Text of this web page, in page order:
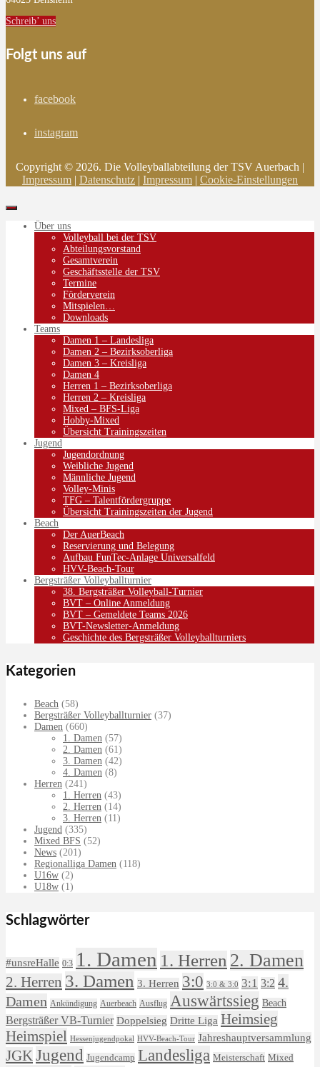
Schreib’ uns
Folgt uns auf
facebook
instagram
Copyright © 2026. Die Volleyballabteilung der TSV Auerbach |
Impressum | Datenschutz | Impressum | Cookie-Einstellungen
Über uns
Volleyball bei der TSV
Abteilungsvorstand
Gesamtverein
Geschäftsstelle der TSV
Termine
Förderverein
Mitspielen…
Downloads
Teams
Damen 1 – Landesliga
Damen 2 – Bezirksoberliga
Damen 3 – Kreisliga
Damen 4
Herren 1 – Bezirksoberliga
Herren 2 – Kreisliga
Mixed – BFS-Liga
Hobby-Mixed
Übersicht Trainingszeiten
Jugend
Jugendordnung
Weibliche Jugend
Männliche Jugend
Volley-Minis
TFG – Talentfördergruppe
Übersicht Trainingszeiten der Jugend
Beach
Der AuerBeach
Reservierung und Belegung
Aufbau FunTec-Anlage Universalfeld
HVV-Beach-Tour
Bergsträßer Volleyballturnier
38. Bergsträßer Volleyball-Turnier
BVT – Online Anmeldung
BVT – Gemeldete Teams 2026
BVT-Newsletter-Anmeldung
Geschichte des Bergsträßer Volleyballturniers
Kategorien
Beach (58)
Bergsträßer Volleyballturnier (37)
Damen (660)
1. Damen (57)
2. Damen (61)
3. Damen (42)
4. Damen (8)
Herren (241)
1. Herren (43)
2. Herren (14)
3. Herren (11)
Jugend (335)
Mixed BFS (52)
News (201)
Regionalliga Damen (118)
U16w (2)
U18w (1)
Schlagwörter
#unsreHalle 0:3 1. Damen 1. Herren 2. Damen
2. Herren 3. Damen 3. Herren 3:0 3:0 & 3:0 3:1 3:2 4.
Damen Ankündigung Auerbeach Ausflug Auswärtssieg Beach
Bergsträßer VB-Turnier Doppelsieg Dritte Liga Heimsieg
Heimspiel Hessenjugendpokal HVV-Beach-Tour Jahreshauptversammlung
JGKJugend Jugendcamp Landesliga Meisterschaft Mixed